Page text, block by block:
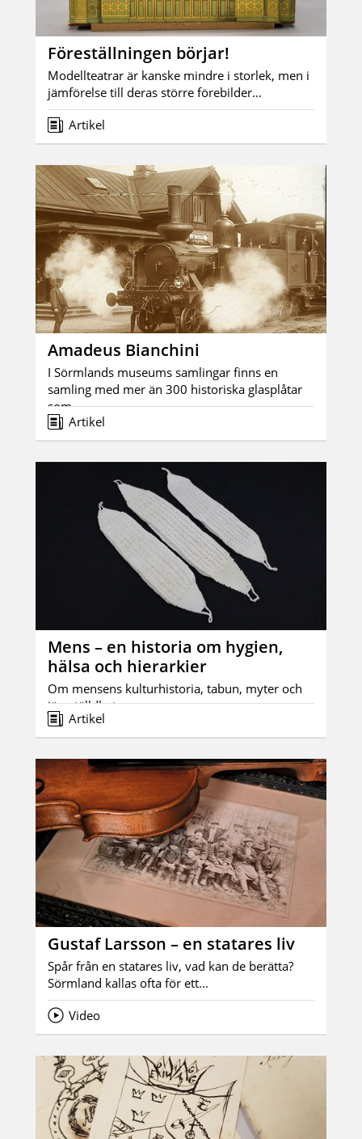
Föreställningen börjar!
Modellteatrar är kanske mindre i storlek, men i
jämförelse till deras större förebilder...
Artikel
Amadeus Bianchini
I Sörmlands museums samlingar finns en
samling med mer än 300 historiska glasplåtar
som...
Artikel
Mens – en historia om hygien,
hälsa och hierarkier
Om mensens kulturhistoria, tabun, myter och
jämställdhet.
Artikel
Gustaf Larsson – en statares liv
Spår från en statares liv, vad kan de berätta?
Sörmland kallas ofta för ett...
Video